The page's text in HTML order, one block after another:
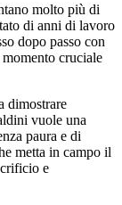
molto più di
di anni di lavoro
dopo passo con
cruciale
dimostrare
vuole una
paura e di
metta in campo il
e